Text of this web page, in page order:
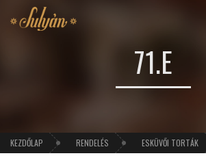
71.E
KEZDŐLAP RENDELÉS ESKÜVŐI TORTÁK